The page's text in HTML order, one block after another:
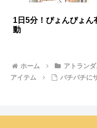
1日5分！ぴょんぴょん
動
ホーム アトラン
アイテム
パチパチに